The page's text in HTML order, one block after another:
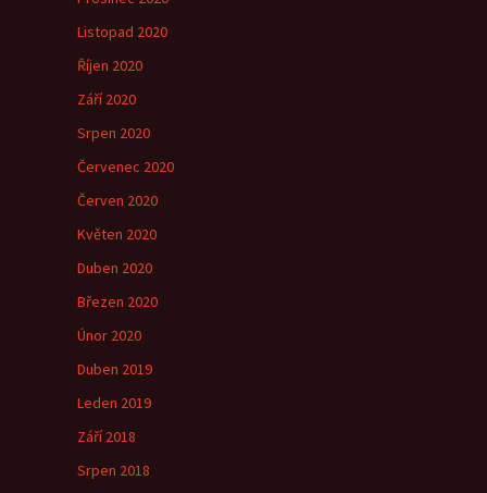
Listopad 2020
Říjen 2020
Září 2020
Srpen 2020
Červenec 2020
Červen 2020
Květen 2020
Duben 2020
Březen 2020
Únor 2020
Duben 2019
Leden 2019
Září 2018
Srpen 2018